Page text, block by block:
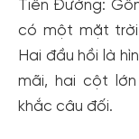
Tiền Đường:
có một mặt
Hai đầu hồi là
mãi, hai cột
khắc câu đối.